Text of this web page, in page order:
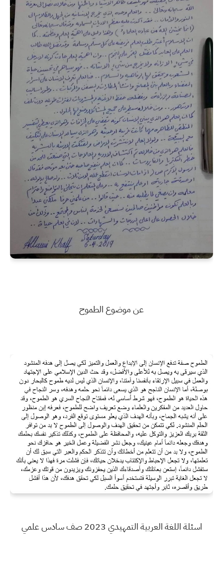
عن موضوع الطموح
اسئلة اللغة العربية التمهيدي 2023 صف سادس علمي